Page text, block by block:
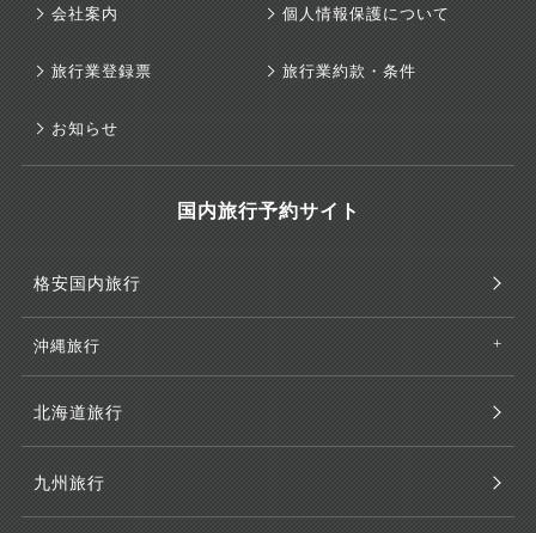
会社案内 個人情報保護について
旅行業登録票 旅行業約款・条件
お知らせ
国内旅行予約サイト
格安国内旅行
沖縄旅行
北海道旅行
九州旅行